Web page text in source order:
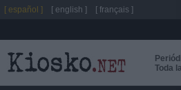
Toda
[ español ] [ english ] [ français ]